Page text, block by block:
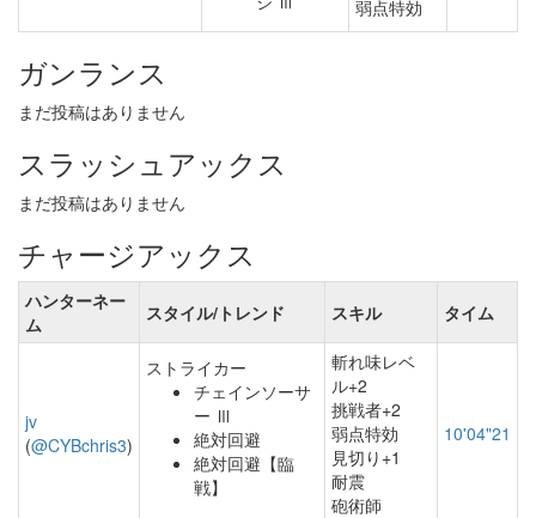
弱点特効
ガンランス
まだ投稿はありません
スラッシュアックス
まだ投稿はありません
チャージアックス
ハンターネー
ム
スタイル/トレンド スキル タイム
jv
(@CYBchris3)
ストライカー
チェインソーサ
ー Ⅲ
絶対回避
絶対回避【臨
戦】
斬れ味レベ
ル+2
挑戦者+2
弱点特効
見切り+1
耐震
砲術師
10'04"21